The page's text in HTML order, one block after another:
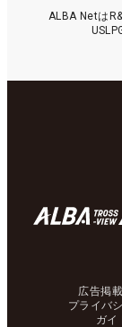
ALBA Netは
広告掲
プライバ
ガイ